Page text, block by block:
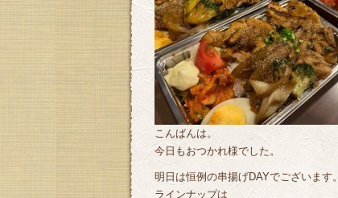
こんばんは。
今日もおつかれ様でした。
明日は恒例の串揚げDAYでございます。
ラインナップは